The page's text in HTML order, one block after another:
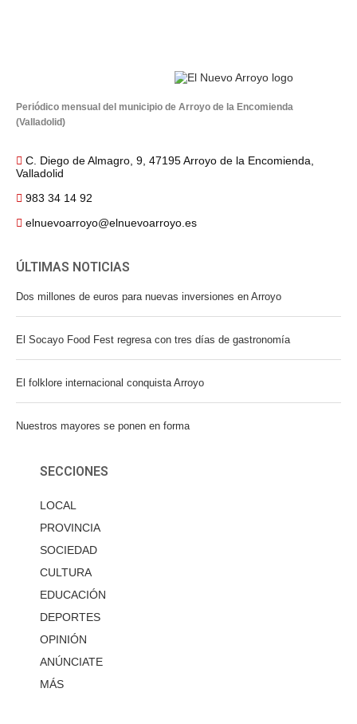
Periódico mensual del municipio de Arroyo de la Encomienda
(Valladolid)
C. Diego de Almagro, 9, 47195 Arroyo de la Encomienda,
Valladolid
983 34 14 92
elnuevoarroyo@elnuevoarroyo.es
ÚLTIMAS NOTICIAS
Dos millones de euros para nuevas inversiones en Arroyo
El Socayo Food Fest regresa con tres días de gastronomía
El folklore internacional conquista Arroyo
Nuestros mayores se ponen en forma
SECCIONES
LOCAL
PROVINCIA
SOCIEDAD
CULTURA
EDUCACIÓN
DEPORTES
OPINIÓN
ANÚNCIATE
MÁS